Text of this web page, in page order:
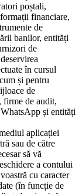
poștali,
financiare,
de
banilor, entități
de
în cursul
și pentru
de
firme de audit,
și entități
aplicației
sau de către
să vă
a contului
cu caracter
(în funcție de